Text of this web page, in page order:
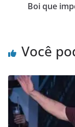
Boi que
Você